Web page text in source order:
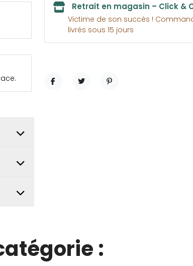
Retrait en magasin – Click &
Victime de son succès !
livrés sous 15 jours
: